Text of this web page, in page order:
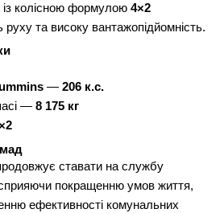
із колісною формулою 4×2
руху та високу вантажопідйомність.
— 206 к.с.
— 8 175 кг
ставати на службу
покращенню умов життя,
ефективності комунальних